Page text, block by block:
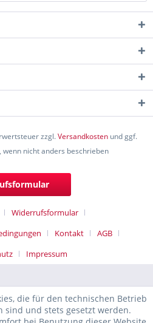
zzgl.Versandkosten und ggf.
nicht anders beschrieben
Widerrufsformular
Kontakt
AGB
Impressum
die für den technischen Betrieb
sind und stets gesetzt werden.